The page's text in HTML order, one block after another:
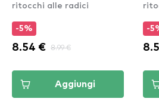
ritocchi alle radici
-5%
8.54 € 8.99 €
Aggiungi
-